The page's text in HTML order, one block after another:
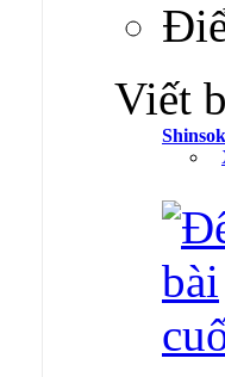
Viết
Shinsok